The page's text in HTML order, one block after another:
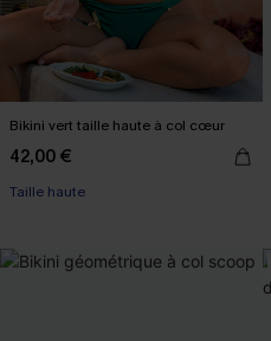
Bikini vert taille haute à col cœur
42,00 €
Taille haute